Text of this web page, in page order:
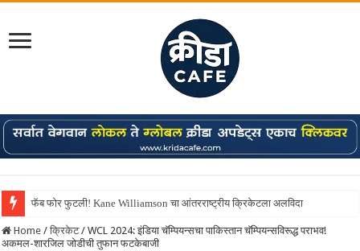
फॅब फोर फुटली! Kane Williamson चा आंतरराष्ट्रीय क्रिकेटला अलविदा
Home / क्रिकेट / WCL 2024: इंडिया चॅम्पियन्सचा पाकिस्तान चॅम्पियन्सविरूद्ध पराभव!
अकमल-शारजिल जोडीची तुफान फटकेबाजी